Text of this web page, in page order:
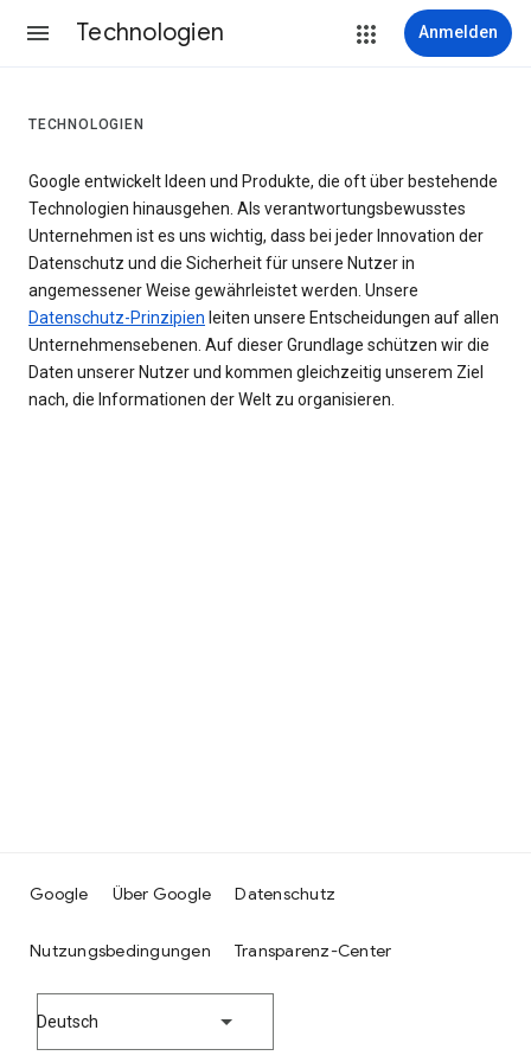
Technologien Anmelden
TECHNOLOGIEN
Google entwickelt Ideen und Produkte, die oft über bestehende
Technologien hinausgehen. Als verantwortungsbewusstes
Unternehmen ist es uns wichtig, dass bei jeder Innovation der
Datenschutz und die Sicherheit für unsere Nutzer in
angemessener Weise gewährleistet werden. Unsere
Datenschutz-Prinzipien leiten unsere Entscheidungen auf allen
Unternehmensebenen. Auf dieser Grundlage schützen wir die
Daten unserer Nutzer und kommen gleichzeitig unserem Ziel
nach, die Informationen der Welt zu organisieren.
Google Über Google Datenschutz
Nutzungsbedingungen Transparenz-Center
Deutsch